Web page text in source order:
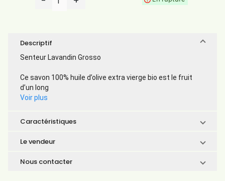
Descriptif
Senteur Lavandin Grosso
Ce savon 100% huile d’olive extra vierge bio est le fruit
d’un long
Voir plus
Caractéristiques
Le vendeur
Nous contacter